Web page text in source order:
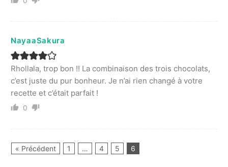
NayaaSakura
Rhollala, trop bon !! La combinaison des trois chocolats,
c’est juste du pur bonheur. Je n’ai rien changé à votre
recette et c’était parfait !
0
« Précédent 1 … 4 5 6